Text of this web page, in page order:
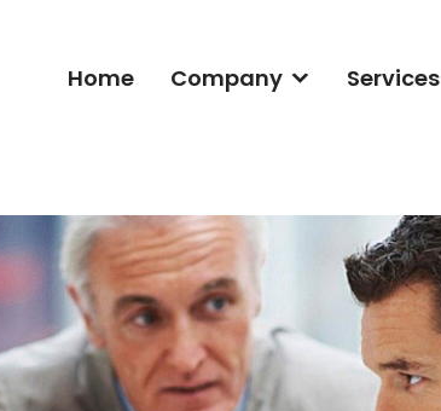
Home Company Services